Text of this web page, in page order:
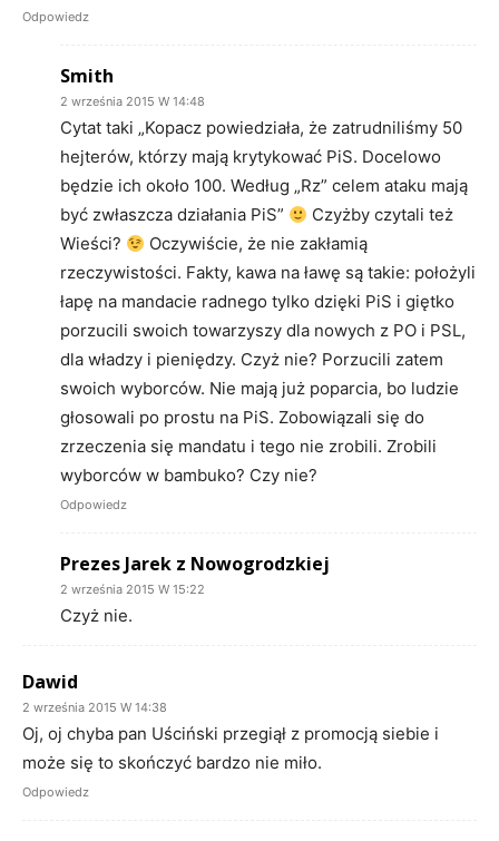
Odpowiedz
Smith
2 września 2015 W 14:48
Cytat taki „Kopacz powiedziała, że zatrudniliśmy 50
hejterów, którzy mają krytykować PiS. Docelowo
będzie ich około 100. Według „Rz” celem ataku mają
być zwłaszcza działania PiS”
Czyżby czytali też
Wieści?
Oczywiście, że nie zakłamią
rzeczywistości. Fakty, kawa na ławę są takie: położyli
łapę na mandacie radnego tylko dzięki PiS i giętko
porzucili swoich towarzyszy dla nowych z PO i PSL,
dla władzy i pieniędzy. Czyż nie? Porzucili zatem
swoich wyborców. Nie mają już poparcia, bo ludzie
głosowali po prostu na PiS. Zobowiązali się do
zrzeczenia się mandatu i tego nie zrobili. Zrobili
wyborców w bambuko? Czy nie?
Odpowiedz
Prezes Jarek z Nowogrodzkiej
2 września 2015 W 15:22
Czyż nie.
Dawid
2 września 2015 W 14:38
Oj, oj chyba pan Uściński przegiął z promocją siebie i
może się to skończyć bardzo nie miło.
Odpowiedz